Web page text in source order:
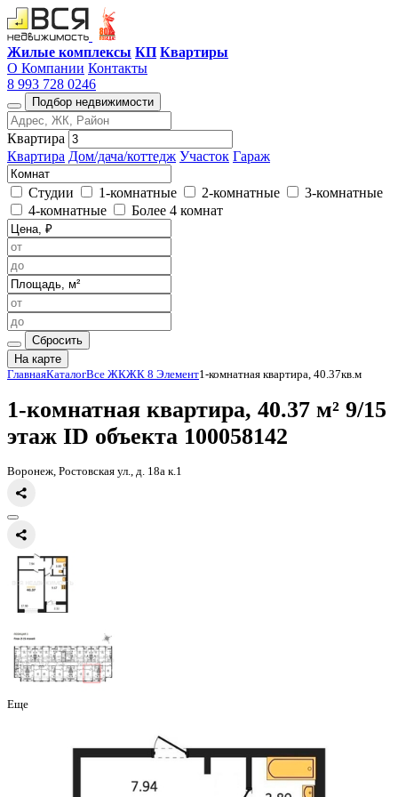
Жилые комплексы КП Квартиры
О Компании Контакты
8 993 728 0246
Подбор недвижимости
Квартира
Квартира Дом/дача/коттедж Участок Гараж
Студии 1-комнатные 2-комнатные
3-комнатные
4-комнатные
Более 4 комнат
Сбросить
На карте
Главная КаталогВсе ЖКЖК 8 Элемент
1-комнатная квартира, 40.37
этаж
Воронеж, Ростовская ул., д. 18а к.1